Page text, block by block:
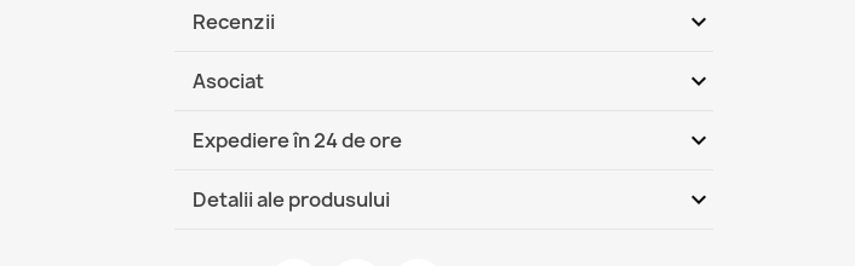
Recenzii expand_more
Asociat expand_more
Expediere în 24 de ore expand_more
Detalii ale produsului expand_more